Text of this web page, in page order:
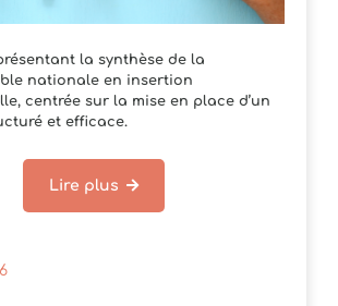
la synthèse de la
nationale en insertion
centrée sur la mise en place d’un
et efficace.
Lire plus